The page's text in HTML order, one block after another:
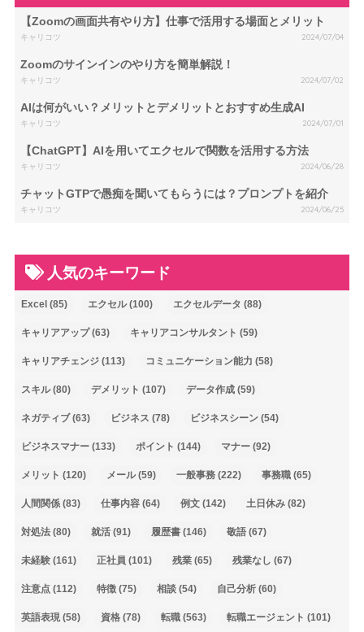
【Zoomの画面共有やり方】仕事で活用する場面とメリット
キャリコツ 2024/07/04
Zoomのサインインのやり方を簡単解説！
キャリコツ 2024/07/02
AIは何がいい？メリットとデメリットとおすすめ生成AI
キャリコツ 2024/07/01
【ChatGPT】AIを用いてエクセルで関数を活用する方法
キャリコツ 2024/06/28
チャットGTPで愚痴を聞いてもらうには？プロンプトを紹介
キャリコツ 2024/06/25
人気のキーワード
Excel (85) エクセル(100) エクセルデータ (88)
キャリアアップ(63) キャリアコンサルタント (59)
キャリアチェンジ(113) コミュニケーション能力 (58)
スキル(80) デメリット (107) データ作成(59)
ネガティブ(63) ビジネス (78) ビジネスシーン(54)
ビジネスマナー(133) ポイント (144) マナー(92)
メリット (120) メール(59) 一般事務(222) 事務職(65)
人間関係(83) 仕事内容(64) 例文(142) 土日休み(82)
対処法(80) 就活(91) 履歴書(146) 敬語(67)
未経験(161) 正社員 (101) 残業(65) 残業なし (67)
注意点(112) 特徴(75) 相談(54) 自己分析(60)
英語表現(58) 資格(78) 転職(563) 転職エージェント (101)